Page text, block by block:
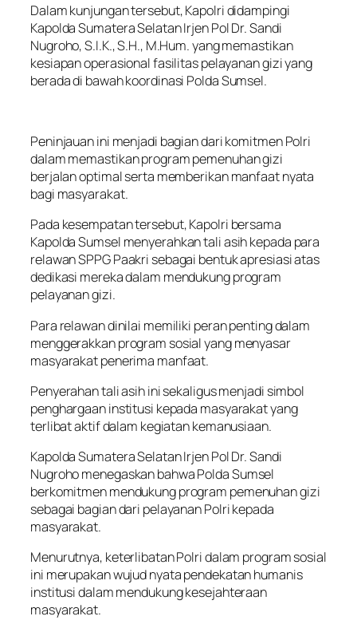
Dalam kunjungan tersebut, Kapolri didampingi
Kapolda Sumatera Selatan Irjen Pol Dr. Sandi
Nugroho, S.I.K., S.H., M.Hum. yang memastikan
kesiapan operasional fasilitas pelayanan gizi yang
berada di bawah koordinasi Polda Sumsel.
Peninjauan ini menjadi bagian dari komitmen Polri
dalam memastikan program pemenuhan gizi
berjalan optimal serta memberikan manfaat nyata
bagi masyarakat.
Pada kesempatan tersebut, Kapolri bersama
Kapolda Sumsel menyerahkan tali asih kepada para
relawan SPPG Paakri sebagai bentuk apresiasi atas
dedikasi mereka dalam mendukung program
pelayanan gizi.
Para relawan dinilai memiliki peran penting dalam
menggerakkan program sosial yang menyasar
masyarakat penerima manfaat.
Penyerahan tali asih ini sekaligus menjadi simbol
penghargaan institusi kepada masyarakat yang
terlibat aktif dalam kegiatan kemanusiaan.
Kapolda Sumatera Selatan Irjen Pol Dr. Sandi
Nugroho menegaskan bahwa Polda Sumsel
berkomitmen mendukung program pemenuhan gizi
sebagai bagian dari pelayanan Polri kepada
masyarakat.
Menurutnya, keterlibatan Polri dalam program sosial
ini merupakan wujud nyata pendekatan humanis
institusi dalam mendukung kesejahteraan
masyarakat.